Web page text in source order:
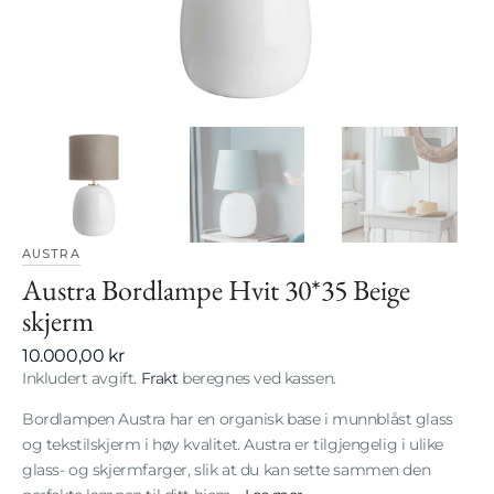
AUSTRA
Austra Bordlampe Hvit 30*35 Beige
skjerm
Vanlig
pris
10.000,00 kr
Inkludert avgift. Frakt beregnes ved kassen.
Bordlampen Austra har en organisk base i munnblåst glass
og tekstilskjerm i høy kvalitet. Austra er tilgjengelig i ulike
glass- og skjermfarger, slik at du kan sette sammen den